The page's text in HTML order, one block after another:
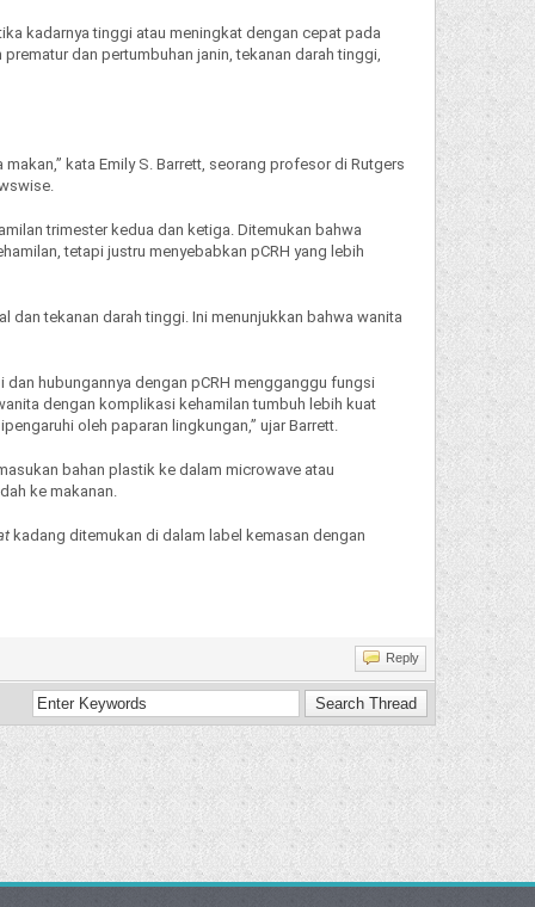
kadarnya tinggi atau meningkat dengan cepat pada
dan pertumbuhan janin, tekanan darah tinggi,
kata Emily S. Barrett, seorang profesor di Rutgers
trimester kedua dan ketiga. Ditemukan bahwa
tetapi justru menyebabkan pCRH yang lebih
tekanan darah tinggi. Ini menunjukkan bahwa wanita
hubungannya dengan pCRH mengganggu fungsi
dengan komplikasi kehamilan tumbuh lebih kuat
oleh paparan lingkungan,” ujar Barrett.
bahan plastik ke dalam microwave atau
ke makanan.
kadang ditemukan di dalam label kemasan dengan
Reply